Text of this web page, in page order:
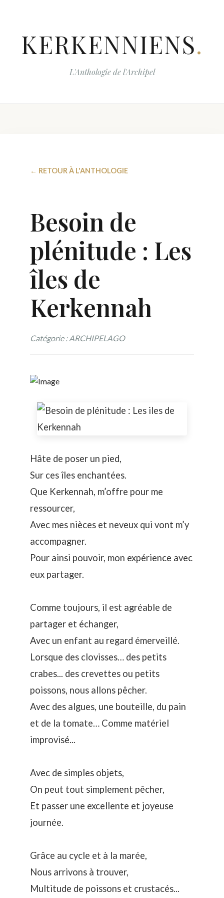
KERKENNIENS.
L'Anthologie de l'Archipel
← RETOUR À L'ANTHOLOGIE
Besoin de
plénitude : Les
îles de
Kerkennah
Catégorie : ARCHIPELAGO
Hâte de poser un pied,
Sur ces îles enchantées.
Que Kerkennah, m’offre pour me
ressourcer,
Avec mes nièces et neveux qui vont m’y
accompagner.
Pour ainsi pouvoir, mon expérience avec
eux partager.
Comme toujours, il est agréable de
partager et échanger,
Avec un enfant au regard émerveillé.
Lorsque des clovisses… des petits
crabes... des crevettes ou petits
poissons, nous allons pêcher.
Avec des algues, une bouteille, du pain
et de la tomate… Comme matériel
improvisé...
Avec de simples objets,
On peut tout simplement pêcher,
Et passer une excellente et joyeuse
journée.
Grâce au cycle et à la marée,
Nous arrivons à trouver,
Multitude de poissons et crustacés...